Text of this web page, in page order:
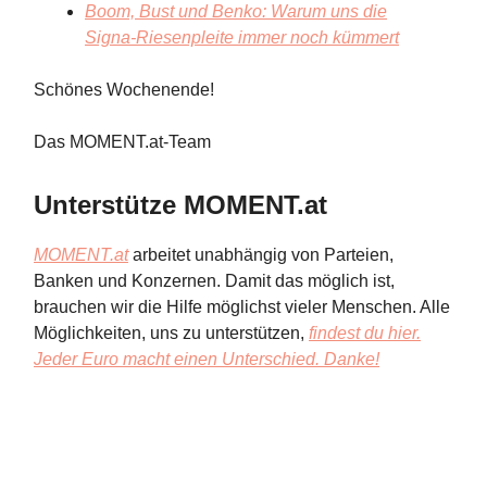
Boom, Bust und Benko: Warum uns die
Signa-Riesenpleite immer noch kümmert
Schönes Wochenende!
Das MOMENT.at-Team
Unterstütze MOMENT.at
MOMENT.atarbeitet unabhängig von Parteien,
Banken und Konzernen. Damit das möglich ist,
brauchen wir die Hilfe möglichst vieler Menschen. Alle
Möglichkeiten, uns zu unterstützen, findest du hier.
Jeder Euro macht einen Unterschied. Danke!